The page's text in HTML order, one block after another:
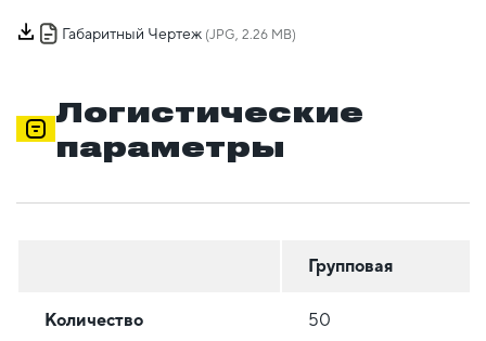
Габаритный Чертеж (JPG, 2.26 MB)
Логистические
параметры
Групповая
Количество 50